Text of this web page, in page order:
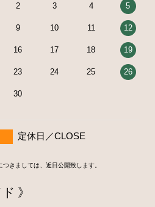
2 3 4 5
9 10 11 12
16 17 18 19
23 24 25 26
30
定休日／CLOSE
きましては、近日公開致します。
》